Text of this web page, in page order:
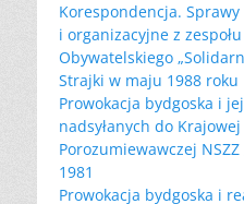
Korespondencja.
i organizacyjne z
Obywatelskiego
Strajki w maju 1988 roku
Prowokacja bydgoska i
nadsyłanych do
Porozumiewawczej
1981
Prowokacja bydgoska i